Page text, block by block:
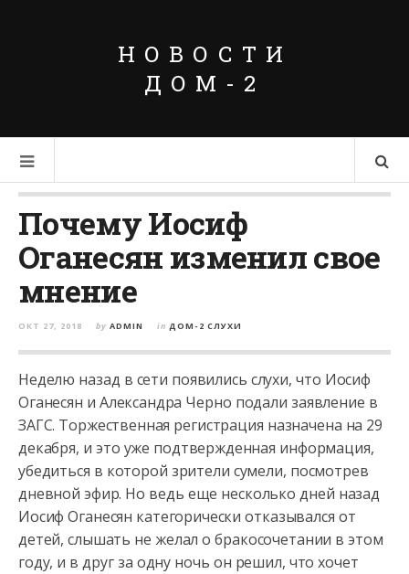
НОВОСТИ
ДОМ-2
Почему Иосиф
Оганесян изменил свое
мнение
ОКТ 27, 2018 by ADMIN in ДОМ-2 СЛУХИ
Неделю назад в сети появились слухи, что Иосиф
Оганесян и Александра Черно подали заявление в
ЗАГС. Торжественная регистрация назначена на 29
декабря, и это уже подтвержденная информация,
убедиться в которой зрители сумели, посмотрев
дневной эфир. Но ведь еще несколько дней назад
Иосиф Оганесян категорически отказывался от
детей, слышать не желал о бракосочетании в этом
году, и в друг за одну ночь он решил, что хочет